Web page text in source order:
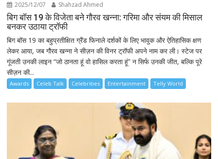
2025/12/07 Shahzad Ahmed
बिग बॉस 19 के विजेता बने गौरव खन्ना: गरिमा और संयम की मिसाल
बनकर उठाया ट्रॉफी
बिग बॉस 19 का बहुप्रतीक्षित ग्रैंड फिनाले दर्शकों के लिए भावुक और ऐतिहासिक क्षण
लेकर आया, जब गौरव खन्ना ने सीज़न की विनर ट्रॉफी अपने नाम कर ली। स्टेज पर
गूंजती उनकी लाइन “जो ठानता हूं वो हासिल करता हूं” न सिर्फ उनकी जीत, बल्कि पूरे
सीज़न की...
Awards Celeb Talk Celebrities Entertainment Telly World